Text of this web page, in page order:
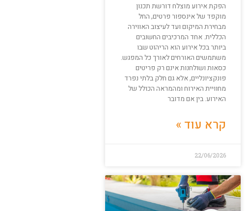
הפקת אירוע מוצלח דורשת תכנון
מוקפד של אינספור פרטים, החל
מבחירת המיקום ועד לעיצוב האווירה
הכללית. אחד המרכיבים החשובים
ביותר בכל אירוע הוא הריהוט שבו
משתמשים האורחים לאורך כל המפגש.
כסאות ושולחנות אינם רק פריטים
פונקציונליים, אלא גם חלק בלתי נפרד
מחוויית האירוח ומהמראה הכולל של
האירוע. בין אם מדובר
קרא עוד »
22/06/2026